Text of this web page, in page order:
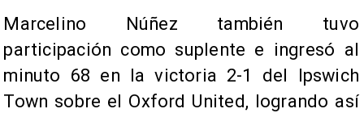
Marcelino Núñez también tuvo
participación como suplente e ingresó al
minuto 68 en la victoria 2-1 del Ipswich
Town sobre el Oxford United, logrando así